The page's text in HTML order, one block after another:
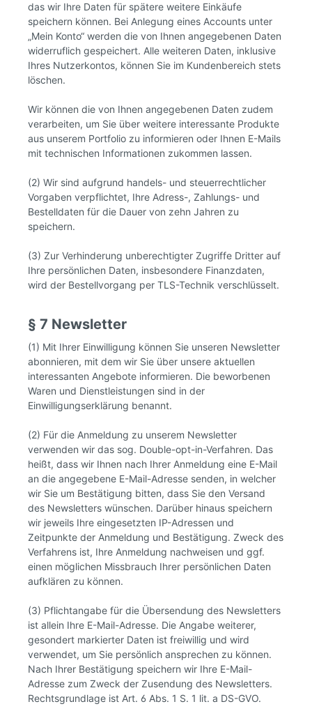
das wir Ihre Daten für spätere weitere Einkäufe
speichern können. Bei Anlegung eines Accounts unter
„Mein Konto“ werden die von Ihnen angegebenen Daten
widerruflich gespeichert. Alle weiteren Daten, inklusive
Ihres Nutzerkontos, können Sie im Kundenbereich stets
löschen.
Wir können die von Ihnen angegebenen Daten zudem
verarbeiten, um Sie über weitere interessante Produkte
aus unserem Portfolio zu informieren oder Ihnen E-Mails
mit technischen Informationen zukommen lassen.
(2) Wir sind aufgrund handels- und steuerrechtlicher
Vorgaben verpflichtet, Ihre Adress-, Zahlungs- und
Bestelldaten für die Dauer von zehn Jahren zu
speichern.
(3) Zur Verhinderung unberechtigter Zugriffe Dritter auf
Ihre persönlichen Daten, insbesondere Finanzdaten,
wird der Bestellvorgang per TLS-Technik verschlüsselt.
§ 7 Newsletter
(1) Mit Ihrer Einwilligung können Sie unseren Newsletter
abonnieren, mit dem wir Sie über unsere aktuellen
interessanten Angebote informieren. Die beworbenen
Waren und Dienstleistungen sind in der
Einwilligungserklärung benannt.
(2) Für die Anmeldung zu unserem Newsletter
verwenden wir das sog. Double-opt-in-Verfahren. Das
heißt, dass wir Ihnen nach Ihrer Anmeldung eine E-Mail
an die angegebene E-Mail-Adresse senden, in welcher
wir Sie um Bestätigung bitten, dass Sie den Versand
des Newsletters wünschen. Darüber hinaus speichern
wir jeweils Ihre eingesetzten IP-Adressen und
Zeitpunkte der Anmeldung und Bestätigung. Zweck des
Verfahrens ist, Ihre Anmeldung nachweisen und ggf.
einen möglichen Missbrauch Ihrer persönlichen Daten
aufklären zu können.
(3) Pflichtangabe für die Übersendung des Newsletters
ist allein Ihre E-Mail-Adresse. Die Angabe weiterer,
gesondert markierter Daten ist freiwillig und wird
verwendet, um Sie persönlich ansprechen zu können.
Nach Ihrer Bestätigung speichern wir Ihre E-Mail-
Adresse zum Zweck der Zusendung des Newsletters.
Rechtsgrundlage ist Art. 6 Abs. 1 S. 1 lit. a DS-GVO.